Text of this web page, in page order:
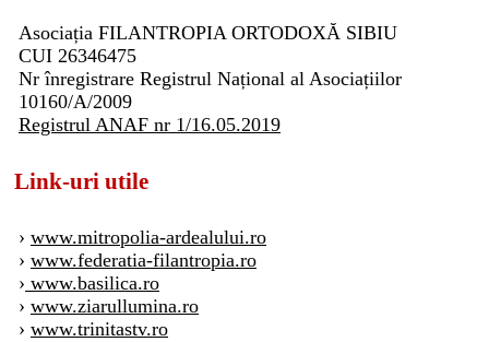
Asociația FILANTROPIA ORTODOXĂ SIBIU
CUI 26346475
Nr înregistrare Registrul Național al Asociațiilor
10160/A/2009
Registrul ANAF nr 1/16.05.2019
Link-uri utile
› www.mitropolia-ardealului.ro
› www.federatia-filantropia.ro
› www.basilica.ro
› www.ziarullumina.ro
› www.trinitastv.ro